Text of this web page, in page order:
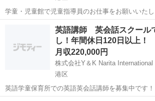
学童・児童館で児童指導員のお仕事をお願いいたし
者向けの求人です！ 必須スキル・経験 保育士、教員免許(幼、小、
中、高) いずれかの資格・免許をお持ちの方 学童
児童相談員 児童館
英語講師 英会話スクール
し！年間休日120日以上！
月収220,000円
株式会社Y＆K Narita International
港区
英語学童保育所での英語英会話講師を募集中です！
ッスン、アクティビティ、歌やダンス、などを全